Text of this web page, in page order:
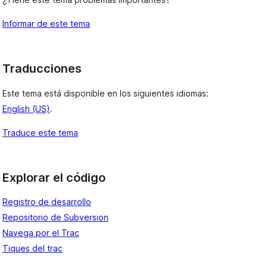
Informar de este tema
Traducciones
Este tema está disponible en los siguientes idiomas:
English (US).
Traduce este tema
Explorar el código
Registro de desarrollo
Repositorio de Subversion
Navega por el Trac
Tiques del trac